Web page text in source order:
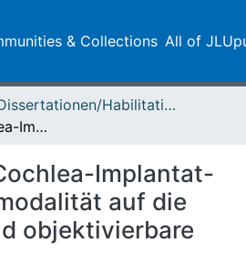
& Collections All of
Dissertationen/Habilitationen
Einfluss der Cochlea-Implantat-Versorgungsmodalität auf die subjektive und objektivierbare Hörleistung
Implantat-
auf die
objektivierbare